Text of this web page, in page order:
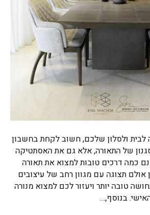
לבית ולסלון שלכם, חשוב לקחת בחשבון
של התאורה, אלא גם את האסתטיקה
כמה דרכים טובות למצוא את תאורה
אולם תצוגה עם מגוון רחב של עיצובים
טובה יותר ויעזור לכם למצוא מנורה
בנוסף,…